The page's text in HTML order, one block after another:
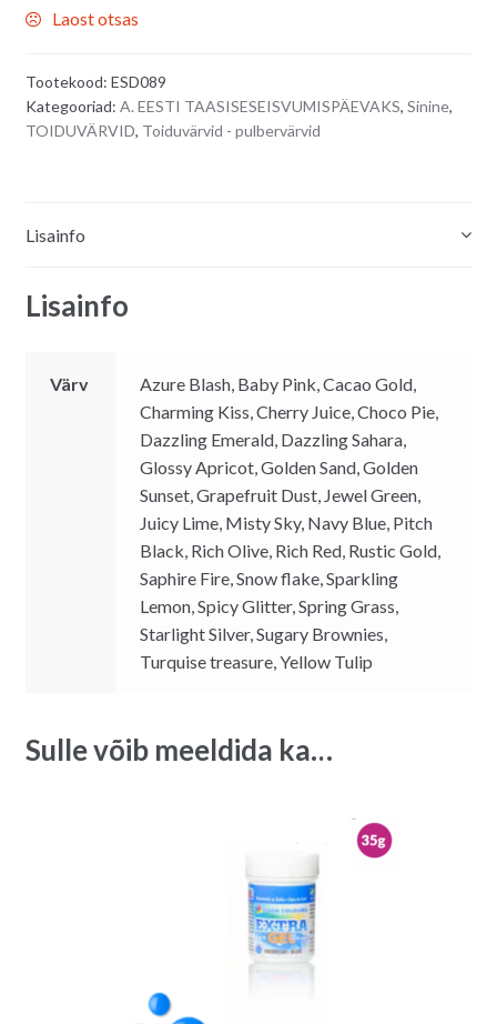
Laost otsas
Tootekood: ESD089
Kategooriad: A. EESTI TAASISESEISVUMISPÄEVAKS, Sinine,
TOIDUVÄRVID, Toiduvärvid - pulbervärvid
Lisainfo
Lisainfo
Värv
Azure Blash, Baby Pink, Cacao Gold,
Charming Kiss, Cherry Juice, Choco Pie,
Dazzling Emerald, Dazzling Sahara,
Glossy Apricot, Golden Sand, Golden
Sunset, Grapefruit Dust, Jewel Green,
Juicy Lime, Misty Sky, Navy Blue, Pitch
Black, Rich Olive, Rich Red, Rustic Gold,
Saphire Fire, Snow flake, Sparkling
Lemon, Spicy Glitter, Spring Grass,
Starlight Silver, Sugary Brownies,
Turquise treasure, Yellow Tulip
Sulle võib meeldida ka…